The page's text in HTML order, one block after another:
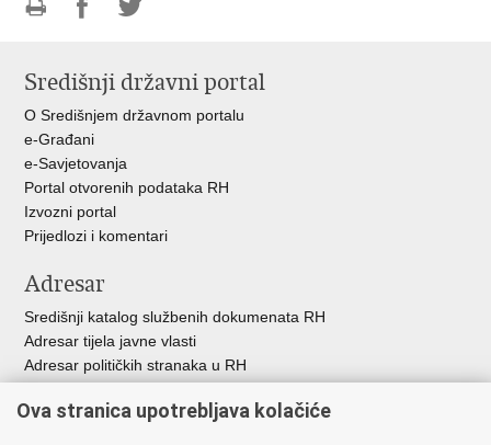
FacebookuTwitteru
Središnji državni portal
O Središnjem državnom portalu
e-Građani
e-Savjetovanja
Portal otvorenih podataka RH
Izvozni portal
Prijedlozi i komentari
Adresar
Središnji katalog službenih dokumenata RH
Adresar tijela javne vlasti
Adresar političkih stranaka u RH
Besplatni telefoni javne uprave
Ova stranica upotrebljava kolačiće